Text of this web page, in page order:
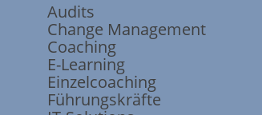
Audits
Change Management
Coaching
E-Learning
Einzelcoaching
Führungskräfte